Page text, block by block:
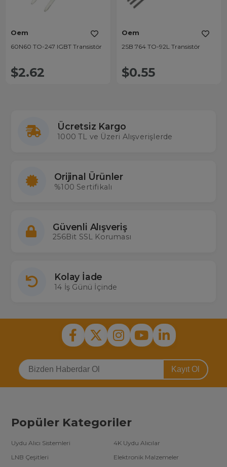
Oem
60N60 TO-247 IGBT Transistör
$2.62
Oem
2SB 764 TO-92L Transistör
$0.55
Ücretsiz Kargo
1000 TL ve Üzeri Alışverişlerde
Orijinal Ürünler
%100 Sertifikalı
Güvenli Alışveriş
256Bit SSL Koruması
Kolay İade
14 İş Günü İçinde
Kayıt Ol
Popüler Kategoriler
Uydu Alıcı Sistemleri
4K Uydu Alıcılar
LNB Çeşitleri
Elektronik Malzemeler